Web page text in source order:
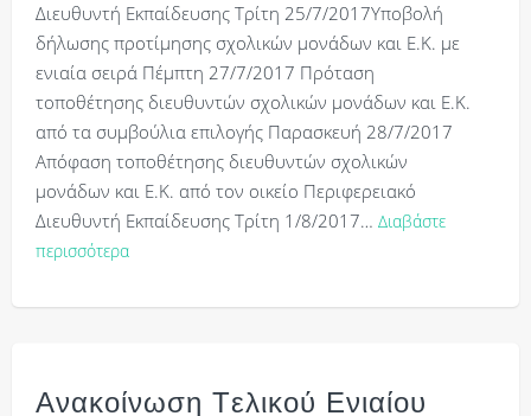
Διευθυντή Εκπαίδευσης Τρίτη 25/7/2017Υποβολή
δήλωσης προτίμησης σχολικών μονάδων και Ε.Κ. με
ενιαία σειρά Πέμπτη 27/7/2017 Πρόταση
τοποθέτησης διευθυντών σχολικών μονάδων και Ε.Κ.
από τα συμβούλια επιλογής Παρασκευή 28/7/2017
Απόφαση τοποθέτησης διευθυντών σχολικών
μονάδων και Ε.Κ. από τον οικείο Περιφερειακό
Διευθυντή Εκπαίδευσης Τρίτη 1/8/2017… Διαβάστε
περισσότερα
Ανακοίνωση Tελικού Ενιαίου